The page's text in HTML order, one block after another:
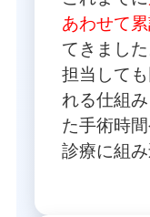
あわせて
てきまし
担当して
れる仕組
た手術時
診療に組み